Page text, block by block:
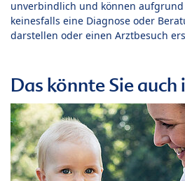
unverbindlich und können
keinesfalls eine Diagnose oder
darstellen oder einen Arztbesuch
Das könnte Sie